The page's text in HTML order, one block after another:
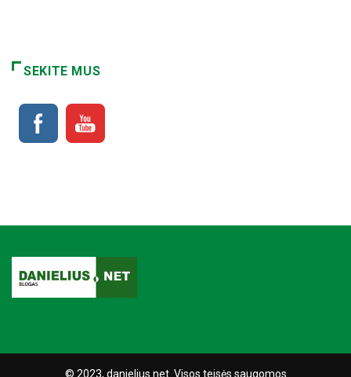
SEKITE MUS
© 2023, danielius.net. Visos teisės saugomos